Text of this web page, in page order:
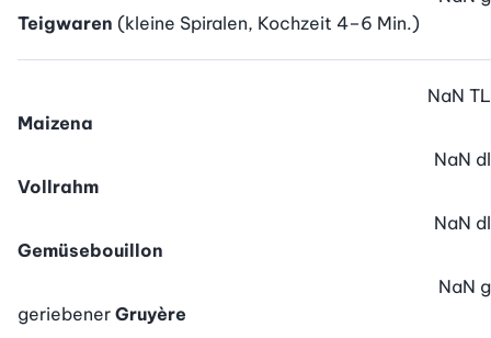
Teigwaren (kleine Spiralen, Kochzeit 4–6 Min.)
Maizena
NaN TL
Vollrahm
NaN dl
Gemüsebouillon
NaN dl
geriebener Gruyère
NaN g